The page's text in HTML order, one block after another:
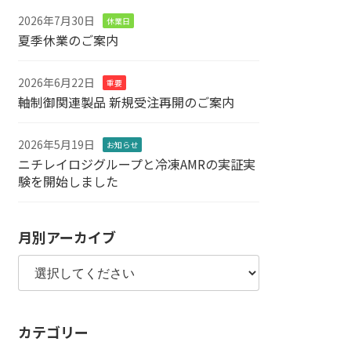
2026年7月30日 休業日
夏季休業のご案内
2026年6月22日 重要
軸制御関連製品 新規受注再開のご案内
2026年5月19日 お知らせ
ニチレイロジグループと冷凍AMRの実証実
験を開始しました
月別アーカイブ
カテゴリー